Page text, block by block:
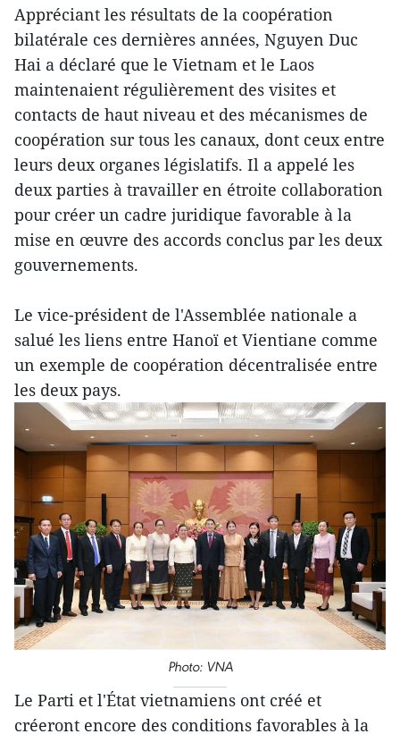
Appréciant les résultats de la coopération
bilatérale ces dernières années, Nguyen Duc
Hai a déclaré que le Vietnam et le Laos
maintenaient régulièrement des visites et
contacts de haut niveau et des mécanismes de
coopération sur tous les canaux, dont ceux entre
leurs deux organes législatifs. Il a appelé les
deux parties à travailler en étroite collaboration
pour créer un cadre juridique favorable à la
mise en œuvre des accords conclus par les deux
gouvernements.
Le vice-président de l'Assemblée nationale a
salué les liens entre Hanoï et Vientiane comme
un exemple de coopération décentralisée entre
les deux pays.
Photo: VNA
Le Parti et l'État vietnamiens ont créé et
créeront encore des conditions favorables à la